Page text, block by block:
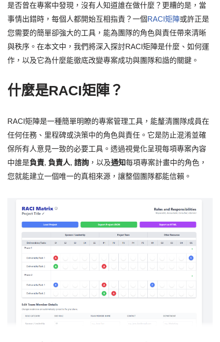
是否曾在專案中發現，沒有人知道誰在做什麼？更糟的是，當
事情出錯時，每個人都開始互相指責？一個RACI矩陣或許正是
您需要的簡單卻強大的工具，能為團隊的角色與責任帶來清晰
與秩序。在本文中，我們將深入探討RACI矩陣是什麼、如何運
作，以及它為什麼能徹底改變專案成功與團隊和諧的關鍵。
什麼是RACI矩陣？
RACI矩陣是一種簡單明瞭的專案管理工具，能釐清團隊成員在
任何任務、里程碑或決策中的角色與責任。它是防止混淆並確
保所有人意見一致的必要工具。透過視覺化呈現每項專案內容
中誰是負責, 負責人, 諮詢 ，以及通知每項專案計畫中的角色，
您就能建立一個唯一的真相來源，讓整個團隊都能信賴。